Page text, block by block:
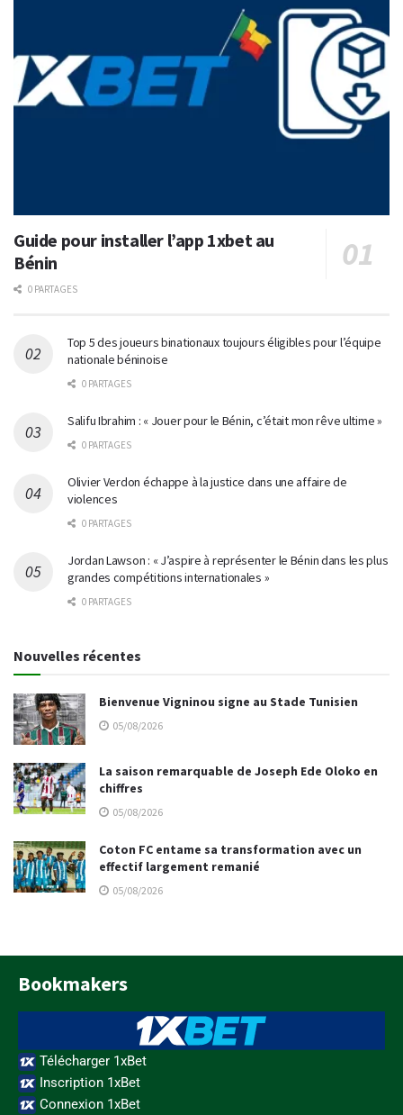
Guide pour installer l’app 1xbet au
Bénin
0 PARTAGES
Top 5 des joueurs binationaux toujours éligibles pour l’équipe
nationale béninoise
0 PARTAGES
Salifu Ibrahim : « Jouer pour le Bénin, c’était mon rêve ultime »
0 PARTAGES
Olivier Verdon échappe à la justice dans une affaire de
violences
0 PARTAGES
Jordan Lawson : « J’aspire à représenter le Bénin dans les plus
grandes compétitions internationales »
0 PARTAGES
Nouvelles récentes
Bienvenue Vigninou signe au Stade Tunisien
05/08/2026
La saison remarquable de Joseph Ede Oloko en
chiffres
05/08/2026
Coton FC entame sa transformation avec un
effectif largement remanié
05/08/2026
Bookmakers
Télécharger 1xBet
Inscription 1xBet
Connexion 1xBet